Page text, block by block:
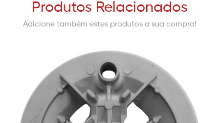
Produtos Relacionados
Adicione também estes produtos a sua compra!